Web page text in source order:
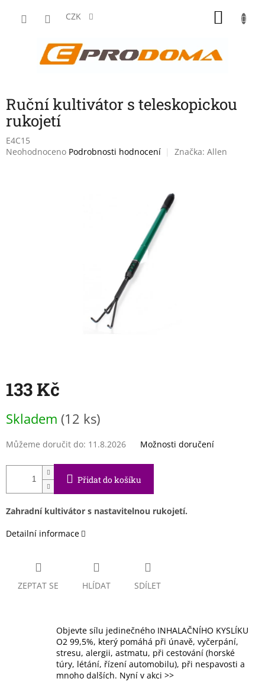
CZK
Ruční kultivátor s teleskopickou
rukojetí
E4C15
Průměrné
Neohodnoceno Podrobnosti hodnocení Značka: Allen
133 Kč
cena:
Skladem (12 ks)
Můžeme doručit do: 11.8.2026 Možnosti doručení
Přidat do košíku
Zahradní kultivátor s nastavitelnou rukojetí.
Detailní informace
ZEPTAT SE HLÍDAT SDÍLET
Objevte sílu jedinečného INHALAČNÍHO KYSLÍKU
O2 99,5%, který pomáhá při únavě, vyčerpání,
stresu, alergii, astmatu, při cestování (horské
túry, létání, řízení automobilu), při nespavosti a
mnoho dalších. Nyní v akci >>